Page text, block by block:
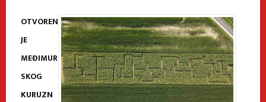
OTVOREN
JE
MEĐIMUR
SKOG
KURUZN